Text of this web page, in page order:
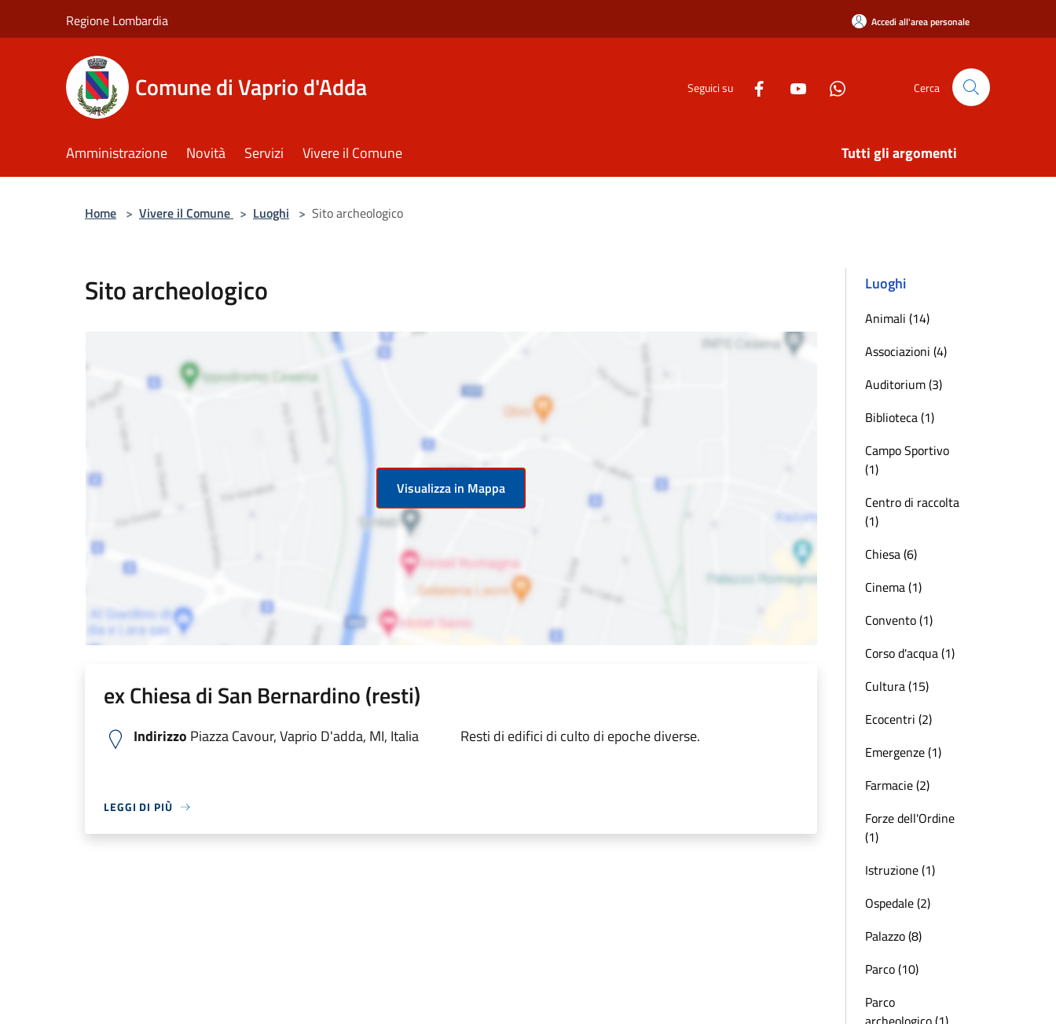
Regione Lombardia Accedi all'area personale
Comune di Vaprio d'Adda Seguici su Cerca
Amministrazione Novità Servizi Vivere il Comune Tutti gli argomenti
Home > Vivere il Comune > Luoghi > Sito archeologico
Sito archeologico
Visualizza in Mappa
ex Chiesa di San Bernardino (resti)
Indirizzo Piazza Cavour, Vaprio D'adda, MI, Italia Resti di edifici di culto di epoche diverse.
LEGGI DI PIÙ
Luoghi
Animali (14)
Associazioni (4)
Auditorium (3)
Biblioteca (1)
Campo Sportivo
(1)
Centro di raccolta
(1)
Chiesa (6)
Cinema (1)
Convento (1)
Corso d'acqua (1)
Cultura (15)
Ecocentri (2)
Emergenze (1)
Farmacie (2)
Forze dell'Ordine
(1)
Istruzione (1)
Ospedale (2)
Palazzo (8)
Parco (10)
Parco